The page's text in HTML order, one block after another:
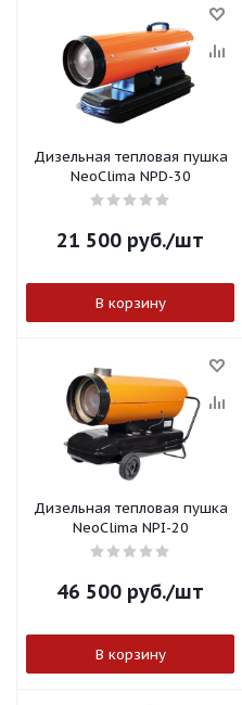
Дизельная тепловая пушка
NeoClima NPD-30
21 500 руб./шт
В корзину
Дизельная тепловая пушка
NeoClima NPI-20
46 500 руб./шт
В корзину